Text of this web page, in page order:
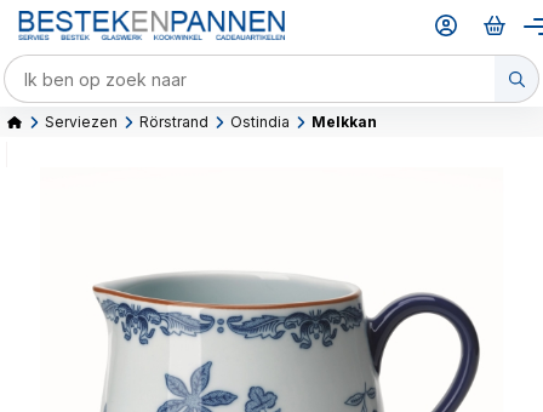
Serviezen Rörstrand Ostindia Melkkan